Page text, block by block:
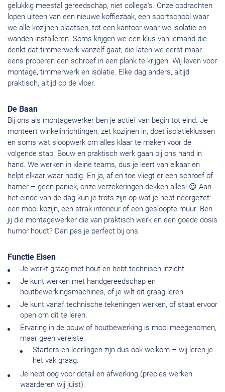
gelukkig meestal gereedschap, niet collega’s. Onze opdrachten
lopen uiteen van een nieuwe koffiezaak, een sportschool waar
we alle kozijnen plaatsen, tot een kantoor waar we isolatie en
wanden installeren. Soms krijgen we een klus van iemand die
denkt dat timmerwerk vanzelf gaat, die laten we eerst maar
eens proberen een schroef in een plank te krijgen. Wij leven voor
montage, timmerwerk en isolatie. Elke dag anders, altijd
praktisch, altijd op de vloer.
De Baan
Bij ons als montagewerker ben je actief van begin tot eind. Je
monteert winkelinrichtingen, zet kozijnen in, doet isolatieklussen
en soms wat sloopwerk om alles klaar te maken voor de
volgende stap. Bouw en praktisch werk gaan bij ons hand in
hand. We werken in kleine teams, dus je leert van elkaar en
helpt elkaar waar nodig. En ja, af en toe vliegt er een schroef of
hamer – geen paniek, onze verzekeringen dekken alles! 😉 Aan
het einde van de dag kun je trots zijn op wat je hebt neergezet:
een mooi kozijn, een strak interieur of een gesloopte muur. Ben
jij die montagewerker die van praktisch werk en een goede dosis
humor houdt? Dan pas je perfect bij ons.
Functie Eisen
Je werkt graag met hout en hebt technisch inzicht.
Je kunt werken met handgereedschap en
houtbewerkingsmachines, of je wilt dit graag leren.
Je kunt vanaf technische tekeningen werken, of staat ervoor
open om dit te leren.
Ervaring in de bouw of houtbewerking is mooi meegenomen,
maar geen vereiste.
Starters en leerlingen zijn dus ook welkom – wij leren je
het vak graag.
Je hebt oog voor detail en afwerking (precies werken
waarderen wij juist).